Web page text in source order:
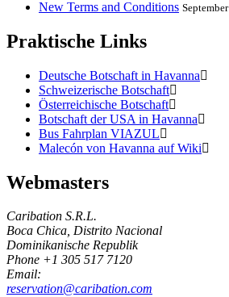
New Terms and Conditions
Praktische Links
Deutsche Botschaft in Havanna
Schweizerische Botschaft
Österreichische Botschaft
Botschaft der USA in Havanna
Bus Fahrplan VIAZUL
Malecón von Havanna auf Wiki
Webmasters
Caribation S.R.L.
Boca Chica, Distrito Nacional
Dominikanische Republik
Phone +1 305 517 7120
Email:
reservation@caribation.com